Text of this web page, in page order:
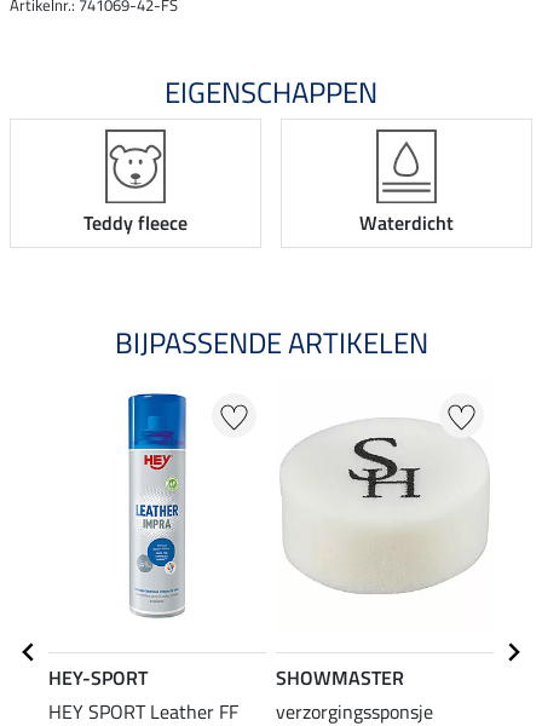
EIGENSCHAPPEN
Teddy fleece Waterdicht
BIJPASSENDE ARTIKELEN
HEY-SPORT
HEY SPORT Leather FF
SHOWMASTER
verzorgingssponsje